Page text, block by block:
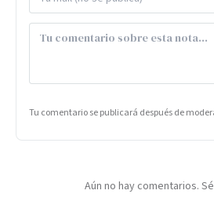
Tu comentario se publicará después de
Aún no hay comentarios.